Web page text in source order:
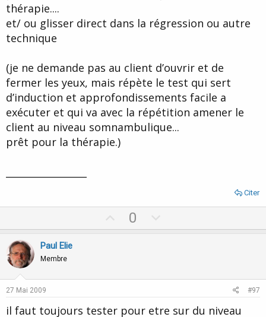
thérapie....
et/ ou glisser direct dans la régression ou autre
technique
(je ne demande pas au client d’ouvrir et de
fermer les yeux, mais répète le test qui sert
d’induction et approfondissements facile a
exécuter et qui va avec la répétition amener le
client au niveau somnambulique...
prêt pour la thérapie.)
Citer
p
0
o
Paul Elie
Membre
27 Mai 2009 #97
il faut toujours tester pour etre sur du niveau